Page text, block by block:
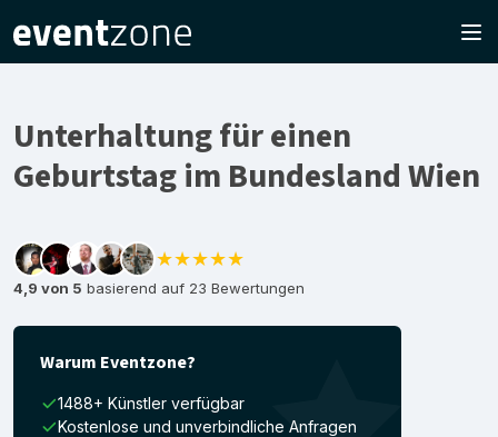
Unterhaltung für einen
Geburtstag im Bundesland Wien
★★★★★
4,9 von 5 basierend auf 23 Bewertungen
Warum Eventzone?
1488+ Künstler verfügbar
Kostenlose und unverbindliche Anfragen